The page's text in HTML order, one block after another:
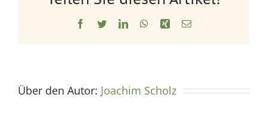
Facebook
TwitterLinkedInWhatsApp
Xing E-
Über den Autor: Joachim Scholz